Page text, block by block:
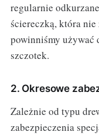
regularnie
ściereczką, która
powinniśmy używać
szczotek.
2. Okresowe
Zależnie od typu
zabezpieczenia